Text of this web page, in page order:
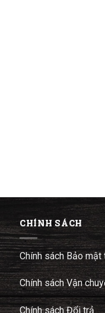
CHÍNH SÁCH
Chính sách Bảo mật
Chính sách Vận
Chính sách Đổi trả